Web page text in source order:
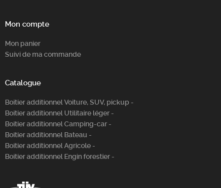
Mon compte
Mon panier
Suivi de ma commande
Catalogue
Boitier additionnel Voiture, SUV, pickup -
Boitier additionnel Utilitaire léger -
Boitier additionnel Camping-car -
Boitier additionnel Bateau -
Boitier additionnel Agricole -
Boitier additionnel Engin forestier -